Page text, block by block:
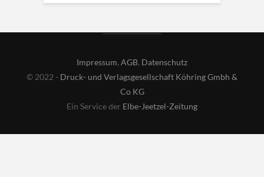
Impressum, AGB, Datenschutz
© 2022 - Druck- und Verlagsgesellschaft Köhring Gmbh &
Co KG
Ein Service der Elbe-Jeetzel-Zeitung